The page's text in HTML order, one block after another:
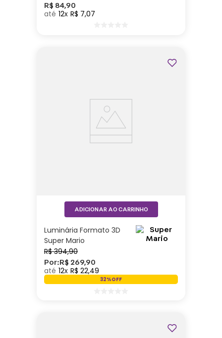
R$ 84,90
12 R$ 7,07
Luminária Formato 3D
Super Mario
R$ 394,90
Por:R$ 269,90
12 R$ 22,49
32%OFF
ADICIONAR AO CARRINHO